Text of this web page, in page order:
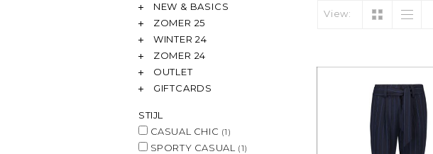
NEW & BASICS
ZOMER 25
WINTER 24
ZOMER 24
OUTLET
GIFTCARDS
STIJL
CASUAL CHIC (1)
SPORTY CASUAL (1)
View: